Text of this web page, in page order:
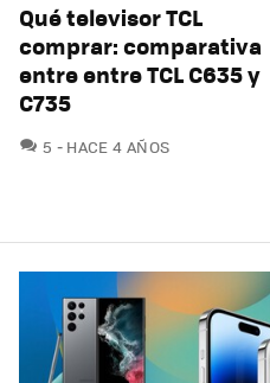
Qué televisor TCL
comprar: comparativa
entre entre TCL C635 y
C735
5 COMENTARIOS
HACE 4 AÑOS